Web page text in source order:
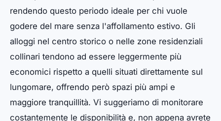
rendendo questo periodo ideale per chi vuole
godere del mare senza l'affollamento estivo. Gli
alloggi nel centro storico o nelle zone residenziali
collinari tendono ad essere leggermente più
economici rispetto a quelli situati direttamente sul
lungomare, offrendo però spazi più ampi e
maggiore tranquillità. Vi suggeriamo di monitorare
costantemente le disponibilità e, non appena avrete